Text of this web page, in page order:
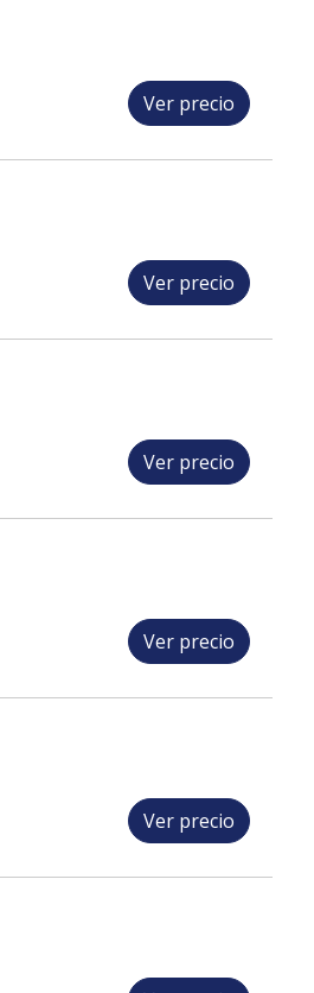
Ver precio
Ver precio
Ver precio
Ver precio
Ver precio